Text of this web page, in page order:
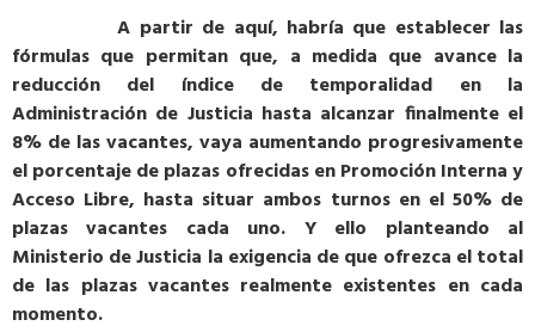
A partir de aquí, habría que establecer las
fórmulas que permitan que, a medida que avance la
reducción del índice de temporalidad en la
Administración de Justicia hasta alcanzar finalmente el
8% de las vacantes, vaya aumentando progresivamente
el porcentaje de plazas ofrecidas en Promoción Interna y
Acceso Libre, hasta situar ambos turnos en el 50% de
plazas vacantes cada uno. Y ello planteando al
Ministerio de Justicia la exigencia de que ofrezca el total
de las plazas vacantes realmente existentes en cada
momento.